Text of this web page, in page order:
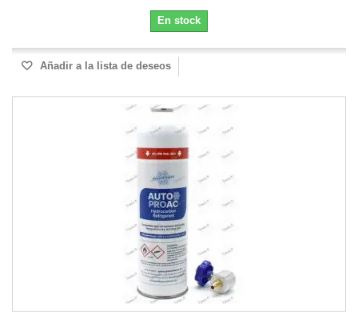
En stock
Añadir a la lista de deseos